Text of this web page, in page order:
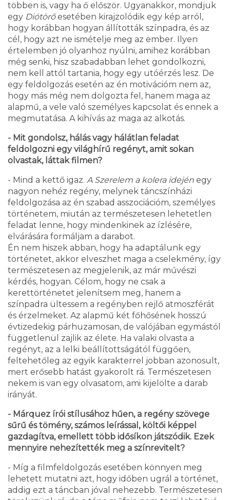
többen is, vagy ha ő először. Ugyanakkor, mondjuk
egy Diótörőesetében kirajzolódik egy kép arról,
hogy korábban hogyan állították színpadra, és az
cél, hogy azt ne ismételje meg az ember. Ilyen
értelemben jó olyanhoz nyúlni, amihez korábban
még senki, hisz szabadabban lehet gondolkozni,
nem kell attól tartania, hogy egy utóérzés lesz. De
egy feldolgozás esetén az én motivációm nem az,
hogy más még nem dolgozta fel, hanem maga az
alapmű, a vele való személyes kapcsolat és ennek a
megmutatása. A kihívás az maga az alkotás.
- Mit gondolsz, hálás vagy hálátlan feladat
feldolgozni egy világhírű regényt, amit sokan
olvastak, láttak filmen?
- Mind a kettő igaz. A Szerelem a kolera idején egy
nagyon nehéz regény, melynek táncszínházi
feldolgozása az én szabad asszociációm, személyes
történetem, miután az természetesen lehetetlen
feladat lenne, hogy mindenkinek az ízlésére,
elvárására formáljam a darabot.
Én nem hiszek abban, hogy ha adaptálunk egy
történetet, akkor elveszhet maga a cselekmény, így
természetesen az megjelenik, az már művészi
kérdés, hogyan. Célom, hogy ne csak a
kerettörténetet jelenítsem meg, hanem a
színpadra ültessem a regényben rejlő atmoszférát
és érzelmeket. Az alapmű két főhősének hosszú
évtizedekig párhuzamosan, de valójában egymástól
függetlenül zajlik az élete. Ha valaki olvasta a
regényt, az a lelki beállítottságától függően,
feltehetőleg az egyik karakterrel jobban azonosult,
mert erősebb hatást gyakorolt rá. Természetesen
nekem is van egy olvasatom, ami kijelölte a darab
irányát.
- Márquez írói stílusához hűen, a regény szövege
sűrű és tömény, számos leírással, költői képpel
gazdagítva, emellett több idősíkon játszódik. Ezek
mennyire nehezítették meg a színrevitelt?
- Míg a filmfeldolgozás esetében könnyen meg
lehetett mutatni azt, hogy időben ugrál a történet,
addig ezt a táncban jóval nehezebb. Természetesen